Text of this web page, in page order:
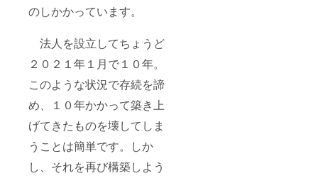
のしかかっています。
法人を設立してちょうど
２０２１年１月で１０年。
このような状況で存続を諦
め、１０年かかって築き上
げてきたものを壊してしま
うことは簡単です。しか
し、それを再び構築しよう